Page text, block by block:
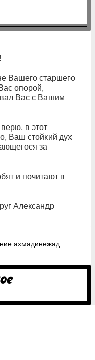
Вашего старшего
опорой,
Вас с Вашим
в этот
Ваш стойкий дух
за
и почитают в
Александр
ахмадинежад